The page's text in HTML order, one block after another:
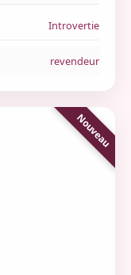
Introvertie
revendeur